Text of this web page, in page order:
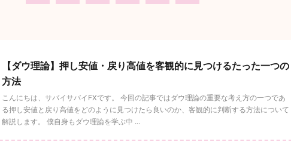
【ダウ理論】押し安値・戻り高値を客観的に見つけるたった一つの
方法
こんにちは、サバイサバイFXです。 今回の記事ではダウ理論の重要な考え方の一つであ
る押し安値と戻り高値をどのように見つけたら良いのか、客観的に判断する方法について
解説します。 僕自身もダウ理論を学ぶ中 ...